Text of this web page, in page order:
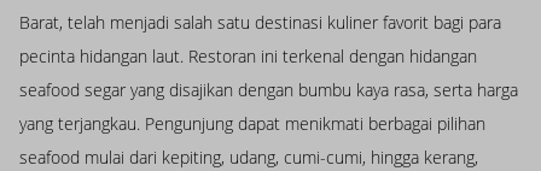
Barat, telah menjadi salah satu destinasi kuliner favorit bagi para
pecinta hidangan laut. Restoran ini terkenal dengan hidangan
seafood segar yang disajikan dengan bumbu kaya rasa, serta harga
yang terjangkau. Pengunjung dapat menikmati berbagai pilihan
seafood mulai dari kepiting, udang, cumi-cumi, hingga kerang,